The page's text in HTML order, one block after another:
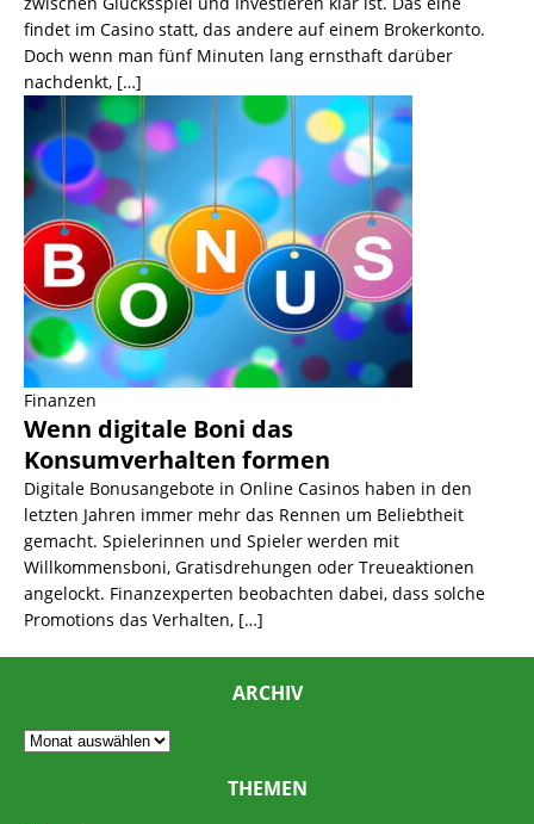
findet im Casino statt, das andere auf einem Brokerkonto.
Doch wenn man fünf Minuten lang ernsthaft darüber
nachdenkt, […]
Finanzen
Wenn digitale Boni das
Konsumverhalten formen
Digitale Bonusangebote in Online Casinos haben in den
letzten Jahren immer mehr das Rennen um Beliebtheit
gemacht. Spielerinnen und Spieler werden mit
Willkommensboni, Gratisdrehungen oder Treueaktionen
angelockt. Finanzexperten beobachten dabei, dass solche
Promotions das Verhalten, […]
ARCHIV
THEMEN